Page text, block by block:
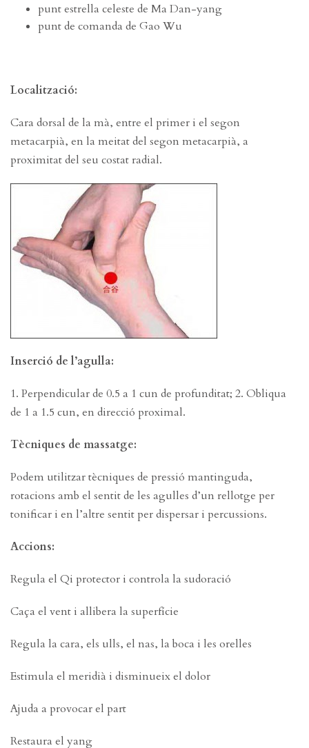
punt estrella celeste de Ma Dan-yang
punt de comanda de Gao Wu
Localització:
Cara dorsal de la mà, entre el primer i el segon
metacarpià, en la meitat del segon metacarpià, a
proximitat del seu costat radial.
Inserció de l’agulla:
1. Perpendicular de 0.5 a 1 cun de profunditat; 2. Obliqua
de 1 a 1.5 cun, en direcció proximal.
Tècniques de massatge:
Podem utilitzar tècniques de pressió mantinguda,
rotacions amb el sentit de les agulles d’un rellotge per
tonificar i en l’altre sentit per dispersar i percussions.
Accions:
Regula el Qi protector i controla la sudoració
Caça el vent i allibera la superfície
Regula la cara, els ulls, el nas, la boca i les orelles
Estimula el meridià i disminueix el dolor
Ajuda a provocar el part
Restaura el yang